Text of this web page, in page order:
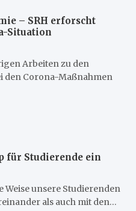
– SRH erforscht
Situation
Arbeiten zu den
den Corona-Maßnahmen
für Studierende ein
Weise unsere Studierenden
als auch mit den…